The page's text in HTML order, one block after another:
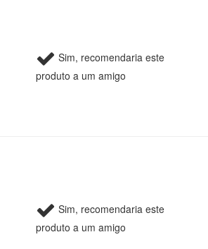
Sim, recomendaria este
produto a um amigo
Sim, recomendaria este
produto a um amigo